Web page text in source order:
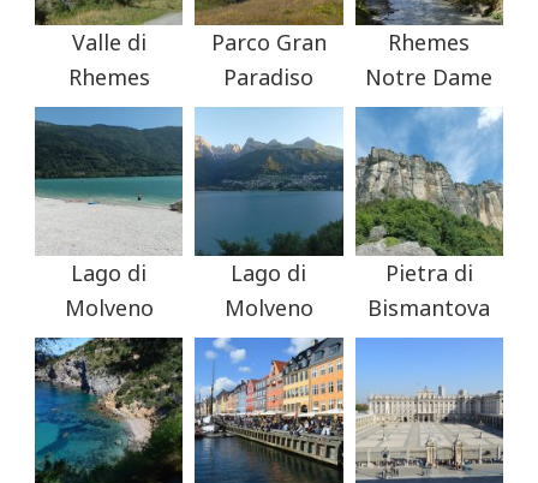
Valle di
Rhemes
Parco Gran
Paradiso
Rhemes
Notre Dame
Lago di
Molveno
Lago di
Molveno
Pietra di
Bismantova